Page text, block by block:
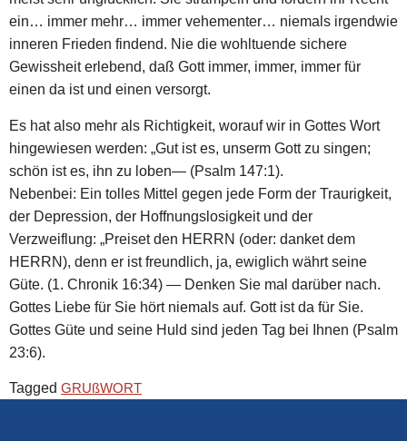
ein… immer mehr… immer vehementer… niemals irgendwie
inneren Frieden findend. Nie die wohltuende sichere
Gewissheit erlebend, daß Gott immer, immer, immer für
einen da ist und einen versorgt.
Es hat also mehr als Richtigkeit, worauf wir in Gottes Wort
hingewiesen werden: „Gut ist es, unserm Gott zu singen;
schön ist es, ihn zu loben― (Psalm 147:1).
Nebenbei: Ein tolles Mittel gegen jede Form der Traurigkeit,
der Depression, der Hoffnungslosigkeit und der
Verzweiflung: „Preiset den HERRN (oder: danket dem
HERRN), denn er ist freundlich, ja, ewiglich währt seine
Güte. (1. Chronik 16:34) — Denken Sie mal darüber nach.
Gottes Liebe für Sie hört niemals auf. Gott ist da für Sie.
Gottes Güte und seine Huld sind jeden Tag bei Ihnen (Psalm
23:6).
Tagged GRUßWORT